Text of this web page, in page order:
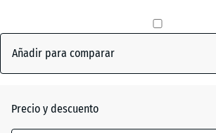
1000
mm
Añadir para comparar
Precio y descuento